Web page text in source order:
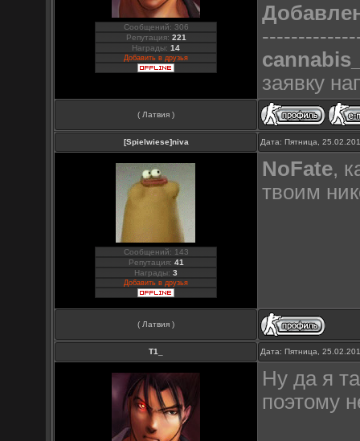
Сообщений: 306
Репутация: 221
Награды:14
Добавить в друзья
заявку
( Латвия )
[Spielwiese]niva Дата: Пятница,
Сообщений: 143
Репутация: 41
Награды:3
Добавить в друзья
NoFate,
твоим
( Латвия )
Т1_ Дата: Пятница,
Ну да я
поэтому